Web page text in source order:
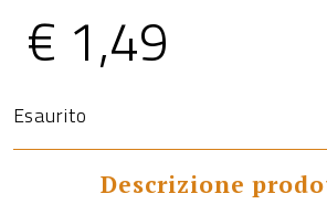
€ 1,49
Esaurito
Descrizione